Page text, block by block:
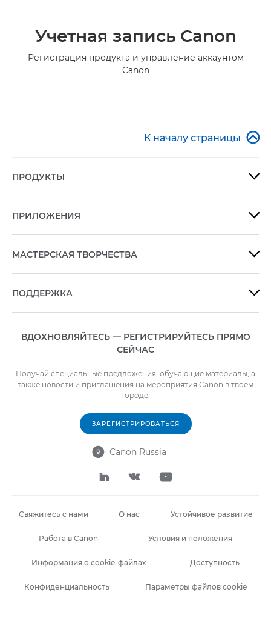
Учетная запись Canon
Регистрация продукта и управление аккаунтом
Canon
К началу страницы 
ПРОДУКТЫ 
ПРИЛОЖЕНИЯ 
МАСТЕРСКАЯ ТВОРЧЕСТВА 
ПОДДЕРЖКА 
ВДОХНОВЛЯЙТЕСЬ — РЕГИСТРИРУЙТЕСЬ ПРЯМО
СЕЙЧАС
Получай специальные предложения, обучающие материалы, а
также новости и приглашения на мероприятия Canon в твоем
городе.
ЗАРЕГИСТРИРОВАТЬСЯ
 Canon Russia
  
Свяжитесь с нами О нас Устойчивое развитие
Работа в Canon Условия и положения
Информация о cookie-файлах Доступность
Конфиденциальность Параметры файлов cookie